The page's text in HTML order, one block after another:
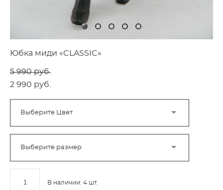
Юбка миди «CLASSIC»
5 990 pуб.
2 990 pуб.
Выберите Цвет
Выберите размер
В наличии: 4 шт.